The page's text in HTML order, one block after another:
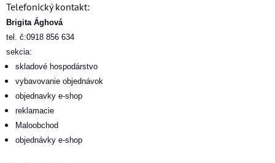
Telefonický kontakt:
Brigita Ághová
tel. č:0918 856 634
sekcia:
skladové hospodárstvo
vybavovanie objednávok
objednavky e-shop
reklamacie
Maloobchod
objednávky e-shop